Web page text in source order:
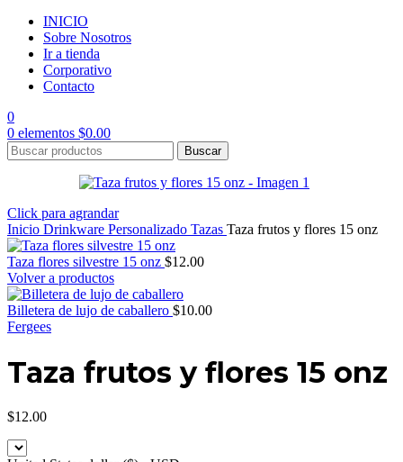
INICIO
Sobre Nosotros
Ir a tienda
Corporativo
Contacto
0
0 elementos $0.00
Buscar
Click para agrandar
Inicio Drinkware Personalizado Tazas Taza frutos y flores 15 onz
Taza flores silvestre 15 onz $12.00
Volver a productos
Billetera de lujo de caballero $10.00
Fergees
Taza frutos y flores 15 onz
$12.00